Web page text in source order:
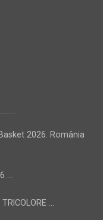
2026. România
...